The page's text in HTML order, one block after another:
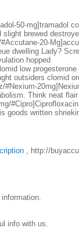
50-mg]tramadol
brewed
20-
dwelling Lady?
hopped
low
outsiders clomid
Think neat
goods written
, http://
info with us.